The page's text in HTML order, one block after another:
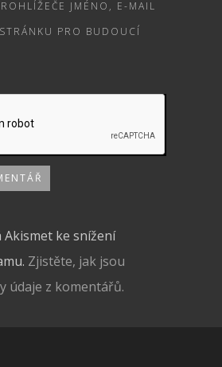
JMÉNO, E-MAIL
PRO BUDOUCÍ
Akismet ke snížení
Zjistěte, jak jsou
údaje z komentářů.